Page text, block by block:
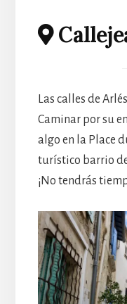
Las calles de
Caminar por su
algo en la Place
turístico barrio
¡No tendrás